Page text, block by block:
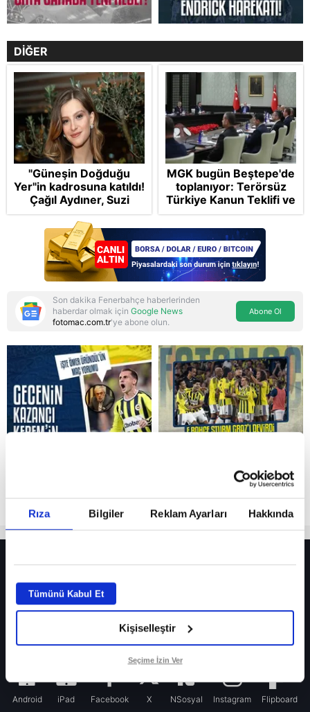
Rıza Bilgiler Reklam Ayarları Hakkında
Tümünü Kabul Et
Kişiselleştir
Seçime İzin Ver
Reddet
DİĞER
"Güneşin Doğduğu
Yer"in kadrosuna katıldı!
Çağıl Aydıner, Suzi
karakteriyle geliyor
MGK bugün Beştepe'de
toplanıyor: Terörsüz
Türkiye Kanun Teklifi ve
bölgesel güvenlik
başlıkları masada
Son dakika Fenerbahçe haberlerinden
haberdar olmak için Google News
fotomac.com.tr'ye abone olun.
Abone Ol
Fenerbahçe’de sürpriz ayrılık ihtimali! Devre arasında gelmişti
Fenerbahçe’nin yeni transferi Mason Greenwood için olay sözler!
Galatasaray’da rota yeniden Thiago Almada!
Android iPad Facebook X NSosyal Instagram Flipboard